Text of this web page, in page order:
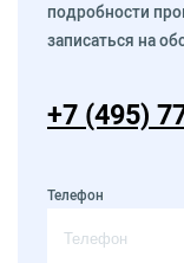
подробности
записаться на
+7 (495)
Телефон